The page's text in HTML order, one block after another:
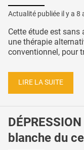
Actualité publiée il y a 8
Cette étude est
une thérapie
conventionnel, pour
LIRE LA SUITE
blanche du